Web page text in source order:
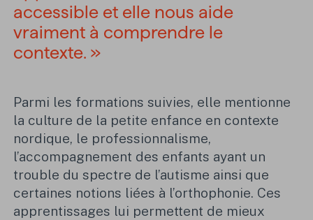
accessible et elle nous aide
vraiment à comprendre le
contexte. »
Parmi les formations suivies, elle mentionne
la culture de la petite enfance en contexte
nordique, le professionnalisme,
l’accompagnement des enfants ayant un
trouble du spectre de l’autisme ainsi que
certaines notions liées à l’orthophonie. Ces
apprentissages lui permettent de mieux